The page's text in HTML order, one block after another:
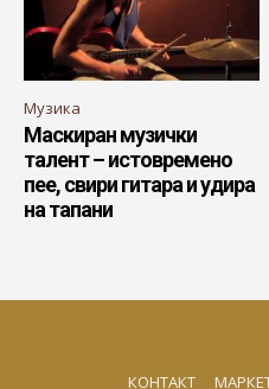
Музика
Маскиран музички
талент – истовремено
пее, свири гитара и удира
на тапани
КОНТАКТ